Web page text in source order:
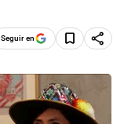
Seguir en